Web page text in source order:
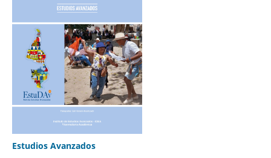
Estudios Avanzados